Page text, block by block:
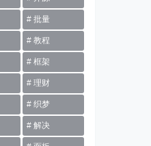
批量
教程
框架
理财
织梦
解决